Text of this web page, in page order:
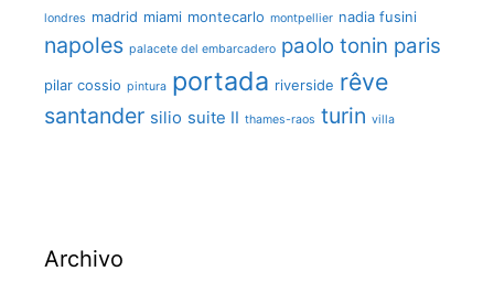
londres madrid miami montecarlo montpellier nadia fusini
napoles palacete del embarcadero paolo tonin paris
pilar cossio pintura portada riverside rêve
santander silio suite II thames-raos turin villa
Archivo